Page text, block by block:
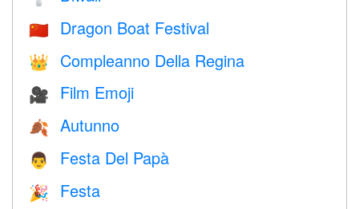
🇨🇳 Dragon Boat Festival
👑 Compleanno Della Regina
🎥 Film Emoji
🍂 Autunno
👨 Festa Del Papà
🎉 Festa